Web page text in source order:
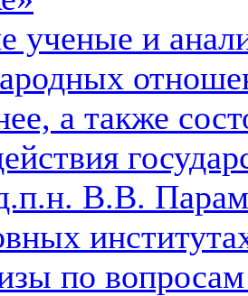
ученые и
а также
В.В.
по